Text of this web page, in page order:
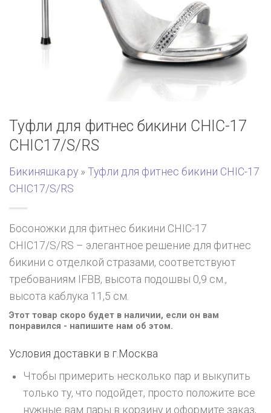
Туфли для фитнес бикини CHIC-17
CHIC17/S/RS
Бикиняшка.ру » Туфли для фитнес бикини CHIC-17
CHIC17/S/RS
Босоножки для фитнес бикини CHIC-17
CHIC17/S/RS – элегантное решение для фитнес
бикини с отделкой стразами, соответствуют
требованиям IFBB, высота подошвы 0,9 см.,
высота каблука 11,5 см.
Этот товар скоро будет в наличии, если он вам
понравился - напишите нам об этом.
Условия доставки в г. Москва
Чтобы примерить несколько пар и выкупить
только ту, что подойдет, просто положите все
нужные вам пары в корзину и оформите заказ,